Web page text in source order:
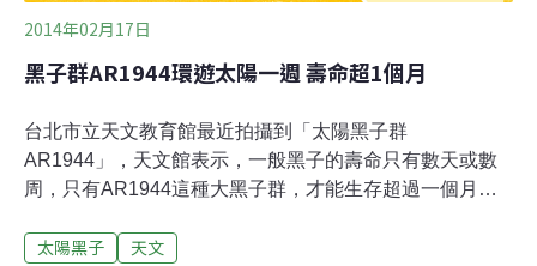
2014年02月17日
黑子群AR1944環遊太陽一週 壽命超1個月
台北市立天文教育館最近拍攝到「太陽黑子群
AR1944」，天文館表示，一般黑子的壽命只有數天或數
周，只有AR1944這種大黑子群，才能生存超過一個月以
館表示，這群標號AR1944的黑子群，大約是地球的三十
太陽黑子 天文